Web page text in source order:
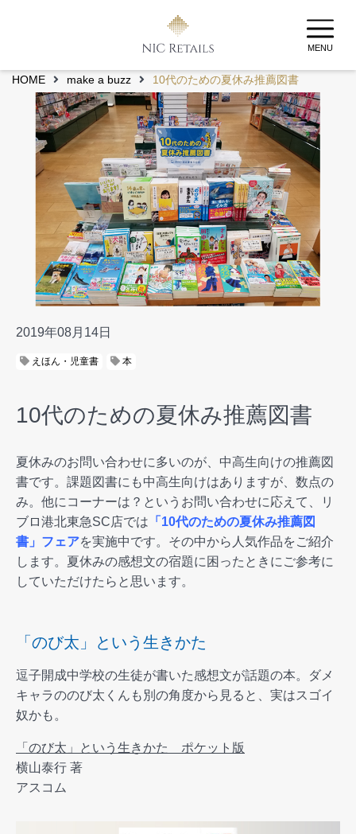
MENU
HOME make a buzz 10代のための夏休み推薦図書
2019年08月14日
えほん・児童書 本
10代のための夏休み推薦図書
夏休みのお問い合わせに多いのが、中高生向けの推薦図
書です。課題図書にも中高生向けはありますが、数点の
み。他にコーナーは？というお問い合わせに応えて、リ
ブロ港北東急SC店では 「10代のための夏休み推薦図
書」フェアを実施中です。その中から人気作品をご紹介
します。夏休みの感想文の宿題に困ったときにご参考に
していただけたらと思います。
「のび太」という生きかた
逗子開成中学校の生徒が書いた感想文が話題の本。ダメ
キャラののび太くんも別の角度から見ると、実はスゴイ
奴かも。
「のび太」という生きかた ポケット版
横山泰行 著
アスコム